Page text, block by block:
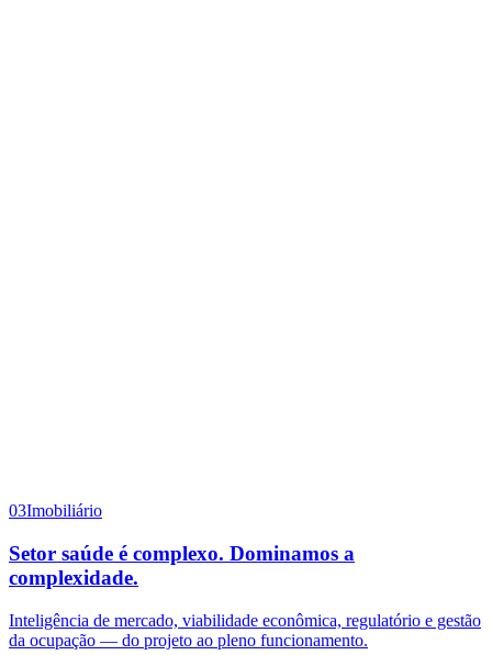
03Imobiliário
Setor saúde é complexo. Dominamos a
complexidade.
Inteligência de mercado, viabilidade econômica, regulatório e gestão
da ocupação — do projeto ao pleno funcionamento.